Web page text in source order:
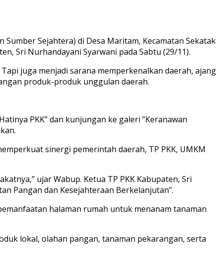
Sejahtera) di Desa Maritam, Kecamatan Sekatak
Sri Nurhandayani Syarwani pada Sabtu (29/11).
juga menjadi sarana memperkenalkan daerah, ajang
produk-produk unggulan daerah.
PKK” dan kunjungan ke galeri ”Keranawan
sinergi pemerintah daerah, TP PKK, UMKM
ujar Wabup. Ketua TP PKK Kabupaten, Sri
Pangan dan Kesejahteraan Berkelanjutan”.
halaman rumah untuk menanam tanaman
lokal, olahan pangan, tanaman pekarangan, serta